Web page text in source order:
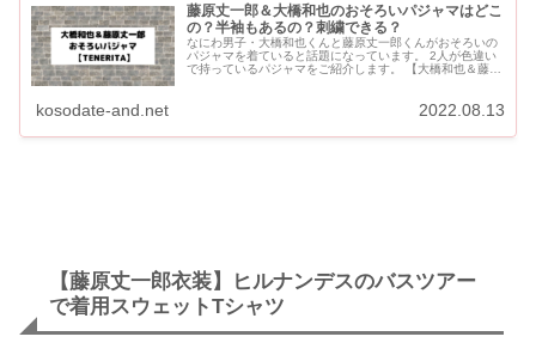
藤原丈一郎＆大橋和也のおそろいパジャマはどこ
の？半袖もあるの？刺繍できる？
なにわ男子・大橋和也くんと藤原丈一郎くんがおそろいの
パジャマを着ていると話題になっています。 2人が色違い
で持っているパジャマをご紹介します。 【大橋和也＆藤原
kosodate-and.net 2022.08.13
【藤原丈一郎衣装】ヒルナンデスのバスツアー
で着用スウェットTシャツ